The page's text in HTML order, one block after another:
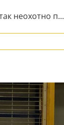
неохотно п...